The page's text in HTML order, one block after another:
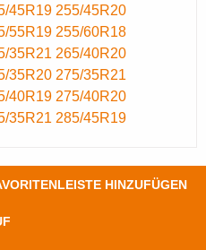
45R19 255/45R20
55R19 255/60R18
35R21 265/40R20
35R20 275/35R21
40R19 275/40R20
35R21 285/45R19
HINZUFÜGEN